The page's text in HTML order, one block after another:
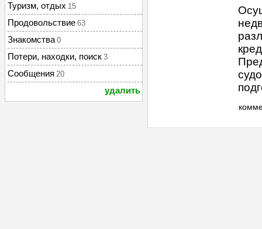
Туризм, отдых 15
Продовольствие 63
Знакомства 0
Потери, находки, поиск 3
Сообщения 20
удалить